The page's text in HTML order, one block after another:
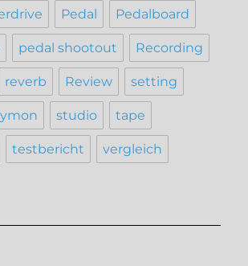
Pedal Pedalboard
pedal shootout Recording
reverb Review setting
studio tape
testbericht vergleich